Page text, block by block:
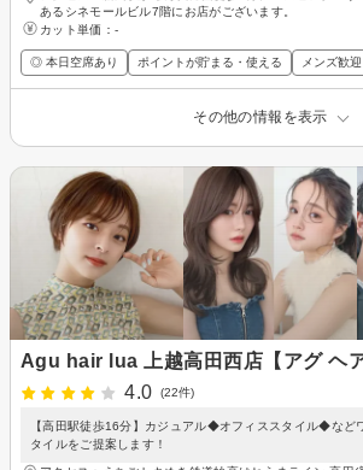
あるシネモールビル7階にお店がございます。
カット単価： -
◎ 本日空席あり ポイントが貯まる・使える メンズ歓迎
その他の情報を表示
Agu hair lua 上越高田西店【アグ ヘア
4.0
(22件)
【高田駅徒歩16分】カジュアル◆オフィススタイル◆など
タイルをご提案します！